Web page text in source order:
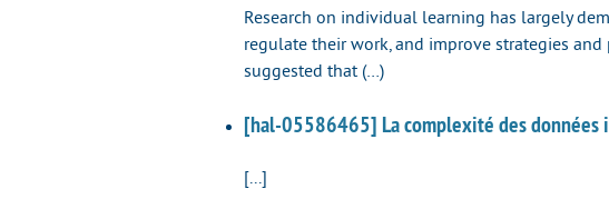
Research on individual learning has largely
regulate their work, and improve strategies and
suggested that (…)
[hal-05586465] La complexité des données
[...]